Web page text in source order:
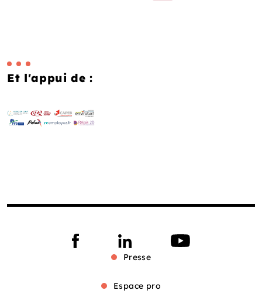
Et l'appui de :
Presse
Espace pro